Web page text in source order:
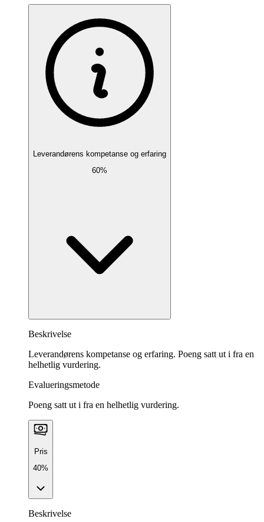
Leverandørens kompetanse og erfaring
60%
Beskrivelse
Leverandørens kompetanse og erfaring. Poeng satt ut i fra en
helhetlig vurdering.
Evalueringsmetode
Poeng satt ut i fra en helhetlig vurdering.
Pris
40%
Beskrivelse